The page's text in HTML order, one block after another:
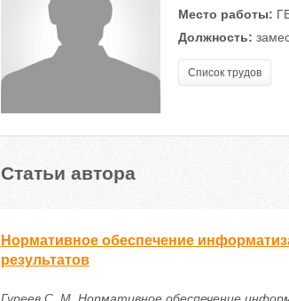
Место работы:
Должность:
Список трудов
Статьи автора
Нормативное обеспечение
результатов